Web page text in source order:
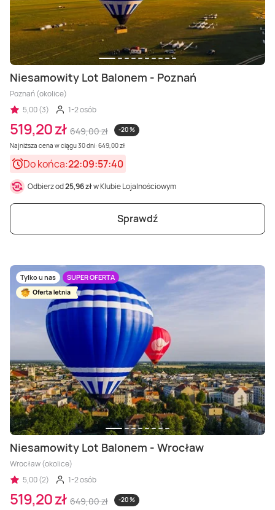
Niesamowity Lot Balonem - Poznań
Poznań (okolice)
5,00 (3)
1-2 osób
519,20 zł 649,00 zł
-20 %
Najniższa cena w ciągu 30 dni: 649,00 zł
Do końca:22:09:57:38
Odbierz od25,96 złw Klubie Lojalnościowym
Sprawdź
Tylko u nas SUPER OFERTA
Niesamowity Lot Balonem - Wrocław
Wrocław (okolice)
5,00 (2)
1-2 osób
519,20 zł 649,00 zł
-20 %